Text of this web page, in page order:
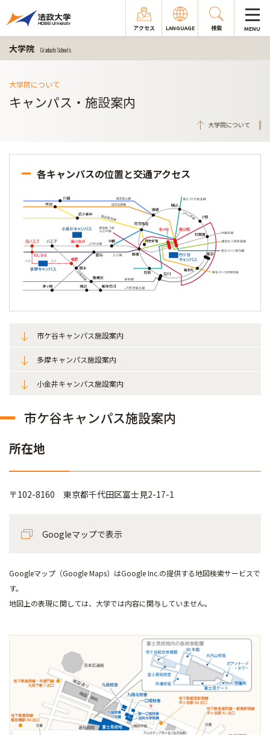
アクセス LANGUAGE 検索 MENU
大学院 Graduate Schools
大学院について
キャンパス・施設案内
大学院について
各キャンパスの位置と交通アクセス
市ケ谷キャンパス施設案内
多摩キャンパス施設案内
小金井キャンパス施設案内
市ケ谷キャンパス施設案内
所在地
〒102-8160 東京都千代田区富士見2-17-1
Googleマップで表示
Googleマップ（Google Maps）はGoogle Inc.の提供する地図検索サービスで
す。
地図上の表現に関しては、大学では内容に関与していません。